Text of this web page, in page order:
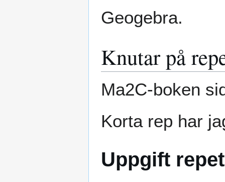
Geogebra.
Knutar på
Ma2C-boken
Korta rep har
Uppgift repet